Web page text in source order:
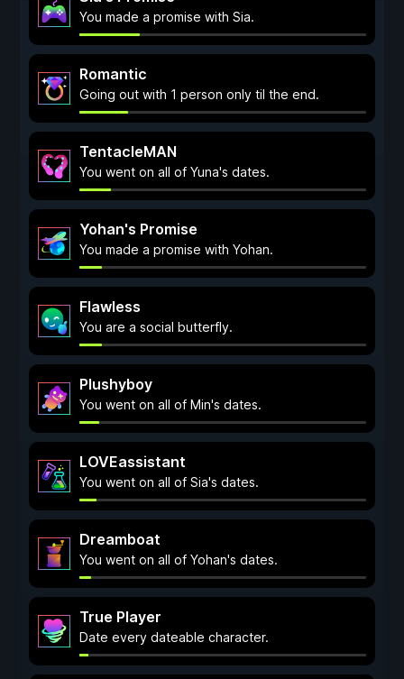
You made a promise with Sia.
Romantic
Going out with 1 person only til the end.
TentacleMAN
You went on all of Yuna's dates.
Yohan's Promise
You made a promise with Yohan.
Flawless
You are a social butterfly.
Plushyboy
You went on all of Min's dates.
LOVEassistant
You went on all of Sia's dates.
Dreamboat
You went on all of Yohan's dates.
True Player
Date every dateable character.